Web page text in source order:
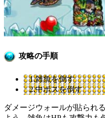
攻略の手順
1.雑魚を倒す
2.中ボスを倒す
ダメージウォールが貼られ